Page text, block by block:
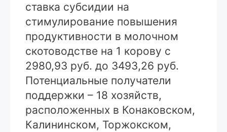
ставка субсидии на
стимулирование повышения
продуктивности в молочном
скотоводстве на 1 корову с
2980,93 руб. до 3493,26 руб.
Потенциальные получатели
поддержки – 18 хозяйств,
расположенных в Конаковском,
Калининском, Торжокском,